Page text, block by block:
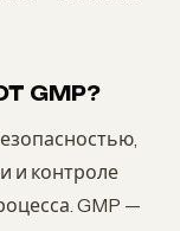
GMP?
и контроле
GMP —